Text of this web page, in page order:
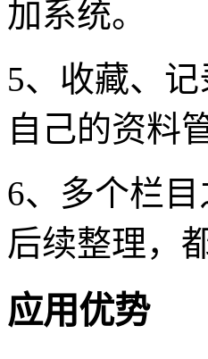
加系统。
5、收藏、
自己的资料
6、多个栏
后续整理，
应用优势